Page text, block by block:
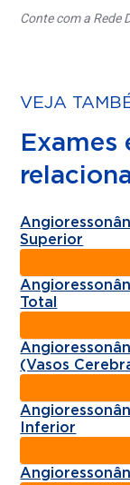
Conte com a Rede
VEJA
Exames
Superior
Total
(Vasos
Inferior